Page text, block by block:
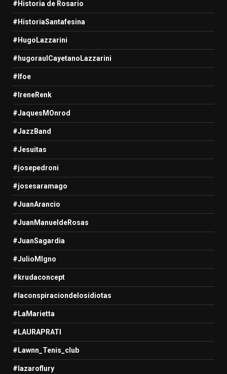
#Historia de Rosario
#HistoriaSantafesina
#HugoLazzarini
#hugoraulCayetanoLazzarini
#Ifoe
#IreneRenk
#JaquesMOnrod
#JazzBand
#Jesuitas
#josepedroni
#josesaramago
#JuanArancio
#JuanManueldeRosas
#JuanSagardia
#JulioMIgno
#krudaconcept
#laconspiraciondelosidiotas
#LaMarietta
#LAURAPRATI
#Lawnn_Tenis_club
#lazaroflury